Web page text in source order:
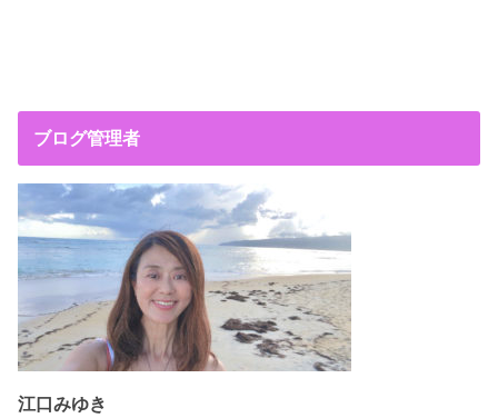
ブログ管理者
江口みゆき